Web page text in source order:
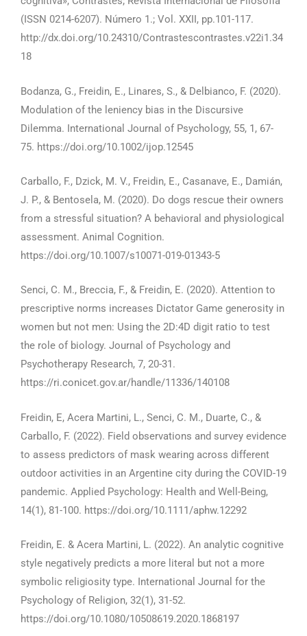
(ISSN 0214-6207). Número 1.; Vol. XXII, pp.101-117.
http://dx.doi.org/10.24310/Contrastescontrastes.v22i1.34
18
Bodanza, G., Freidin, E., Linares, S., & Delbianco, F. (2020).
Modulation of the leniency bias in the Discursive
Dilemma. International Journal of Psychology, 55, 1, 67-
75. https://doi.org/10.1002/ijop.12545
Carballo, F., Dzick, M. V., Freidin, E., Casanave, E., Damián,
J. P., & Bentosela, M. (2020). Do dogs rescue their owners
from a stressful situation? A behavioral and physiological
assessment. Animal Cognition.
https://doi.org/10.1007/s10071-019-01343-5
Senci, C. M., Breccia, F., & Freidin, E. (2020). Attention to
prescriptive norms increases Dictator Game generosity in
women but not men: Using the 2D:4D digit ratio to test
the role of biology. Journal of Psychology and
Psychotherapy Research, 7, 20-31.
https://ri.conicet.gov.ar/handle/11336/140108
Freidin, E, Acera Martini, L., Senci, C. M., Duarte, C., &
Carballo, F. (2022). Field observations and survey evidence
to assess predictors of mask wearing across different
outdoor activities in an Argentine city during the COVID-19
pandemic. Applied Psychology: Health and Well-Being,
14(1), 81-100. https://doi.org/10.1111/aphw.12292
Freidin, E. & Acera Martini, L. (2022). An analytic cognitive
style negatively predicts a more literal but not a more
symbolic religiosity type. International Journal for the
Psychology of Religion, 32(1), 31-52.
https://doi.org/10.1080/10508619.2020.1868197